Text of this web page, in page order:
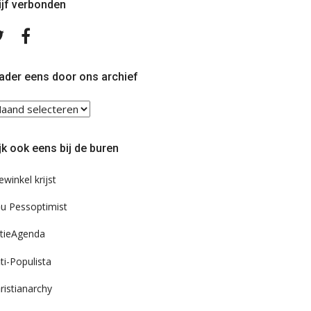
verbonden
Volg
TwitterFacebook
eens door ons archief
ook eens bij de buren
krijst
Pessoptimist
Populista